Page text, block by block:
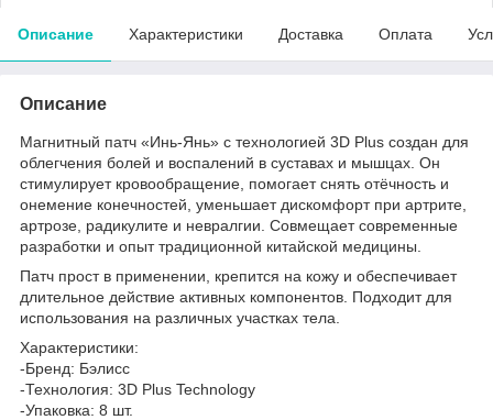
Описание Характеристики Доставка Оплата
Описание
Магнитный патч «Инь-Янь» с технологией 3D Plus создан для
облегчения болей и воспалений в суставах и мышцах. Он
стимулирует кровообращение, помогает снять отёчность и
онемение конечностей, уменьшает дискомфорт при артрите,
артрозе, радикулите и невралгии. Совмещает современные
разработки и опыт традиционной китайской медицины.
Патч прост в применении, крепится на кожу и обеспечивает
длительное действие активных компонентов. Подходит для
использования на различных участках тела.
Характеристики:
-Бренд: Бэлисс
-Технология: 3D Plus Technology
-Упаковка: 8 шт.